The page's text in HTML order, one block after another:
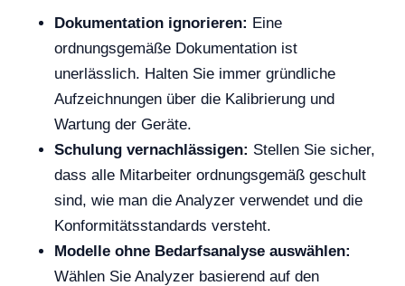
Dokumentation ignorieren: Eine
ordnungsgemäße Dokumentation ist
unerlässlich. Halten Sie immer gründliche
Aufzeichnungen über die Kalibrierung und
Wartung der Geräte.
Schulung vernachlässigen: Stellen Sie sicher,
dass alle Mitarbeiter ordnungsgemäß geschult
sind, wie man die Analyzer verwendet und die
Konformitätsstandards versteht.
Modelle ohne Bedarfsanalyse auswählen:
Wählen Sie Analyzer basierend auf den